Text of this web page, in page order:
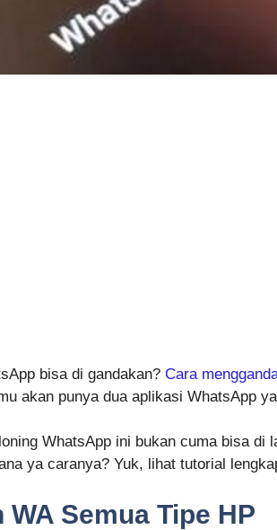
bisa di gandakan? Cara
akan punya dua aplikasi WhatsApp
WhatsApp ini bukan cuma bisa
ya caranya? Yuk, lihat tutorial
Semua Tipe HP